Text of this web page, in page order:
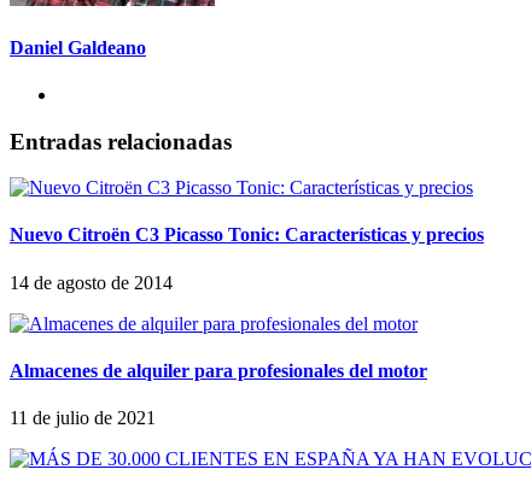
Daniel Galdeano
Entradas relacionadas
Nuevo Citroën C3 Picasso Tonic: Características y precios
14 de agosto de 2014
Almacenes de alquiler para profesionales del motor
11 de julio de 2021